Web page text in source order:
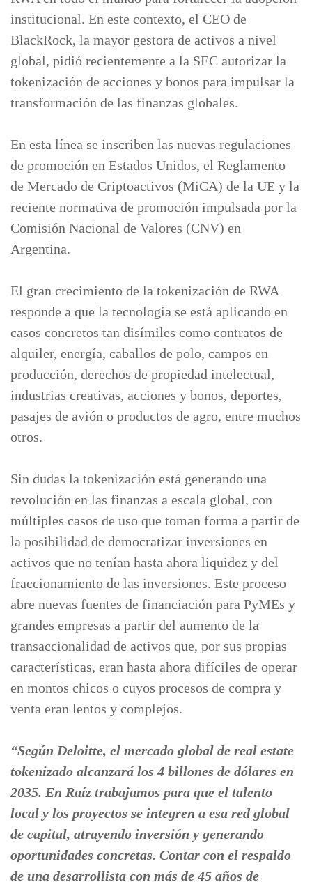
institucional. En este contexto, el CEO de
BlackRock, la mayor gestora de activos a nivel
global, pidió recientemente a la SEC autorizar la
tokenización de acciones y bonos para impulsar la
transformación de las finanzas globales.
En esta línea se inscriben las nuevas regulaciones
de promoción en Estados Unidos, el Reglamento
de Mercado de Criptoactivos (MiCA) de la UE y la
reciente normativa de promoción impulsada por la
Comisión Nacional de Valores (CNV) en
Argentina.
El gran crecimiento de la tokenización de RWA
responde a que la tecnología se está aplicando en
casos concretos tan disímiles como contratos de
alquiler, energía, caballos de polo, campos en
producción, derechos de propiedad intelectual,
industrias creativas, acciones y bonos, deportes,
pasajes de avión o productos de agro, entre muchos
otros.
Sin dudas la tokenización está generando una
revolución en las finanzas a escala global, con
múltiples casos de uso que toman forma a partir de
la posibilidad de democratizar inversiones en
activos que no tenían hasta ahora liquidez y del
fraccionamiento de las inversiones. Este proceso
abre nuevas fuentes de financiación para PyMEs y
grandes empresas a partir del aumento de la
transaccionalidad de activos que, por sus propias
características, eran hasta ahora difíciles de operar
en montos chicos o cuyos procesos de compra y
venta eran lentos y complejos.
“Según Deloitte, el mercado global de real estate
tokenizado alcanzará los 4 billones de dólares en
2035. En Raíz trabajamos para que el talento
local y los proyectos se integren a esa red global
de capital, atrayendo inversión y generando
oportunidades concretas. Contar con el respaldo
de una desarrollista con más de 45 años de